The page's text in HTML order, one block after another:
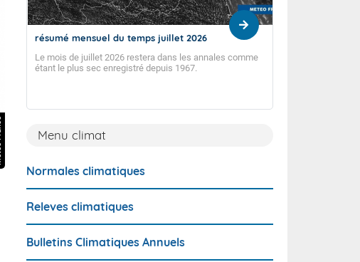
résumé mensuel du temps juillet 2026
Le mois de juillet 2026 restera dans les annales comme
étant le plus sec enregistré depuis 1967.
Menu climat
Normales climatiques
Releves climatiques
Bulletins Climatiques Annuels